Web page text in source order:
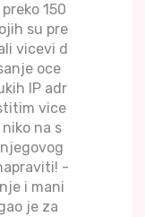
150
su pre
vicevi d
oce
IP adr
vice
na s
-
i mani
je za